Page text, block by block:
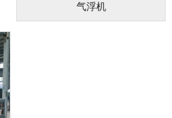
气浮机